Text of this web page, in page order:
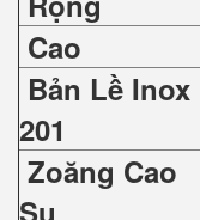
Cao
Bản Lề Inox
201
Zoăng Cao
Su